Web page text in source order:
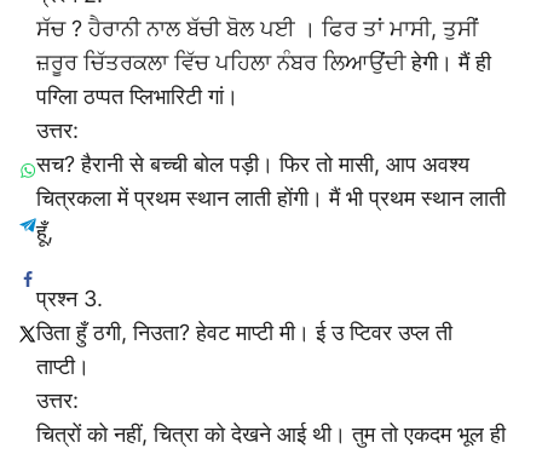
ਸੱਚ ? ਹੈਰਾਨੀ ਨਾਲ ਬੱਚੀ ਬੋਲ ਪਈ । ਫਿਰ ਤਾਂ ਮਾਸੀ, ਤੁਸੀਂ
ਜ਼ਰੂਰ ਚਿੱਤਰਕਲਾ ਵਿੱਚ ਪਹਿਲਾ ਨੰਬਰ ਲਿਆਉਂਦੀ हेगी। मैं ही
पग्लिा ठप्पत प्लिभारिटी गां।
उत्तर:
सच? हैरानी से बच्ची बोल पड़ी। फिर तो मासी, आप अवश्य
चित्रकला में प्रथम स्थान लाती होंगी। मैं भी प्रथम स्थान लाती
हूँ,
प्रश्न 3.
उिता हुँ ठगी, निउता? हेवट माप्टी मी। ई उ प्टिवर उप्ल ती
ताप्टी।
उत्तर:
चित्रों को नहीं, चित्रा को देखने आई थी। तुम तो एकदम भूल ही